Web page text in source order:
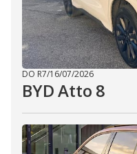
DO R7/16/07/2026
BYD Atto 8